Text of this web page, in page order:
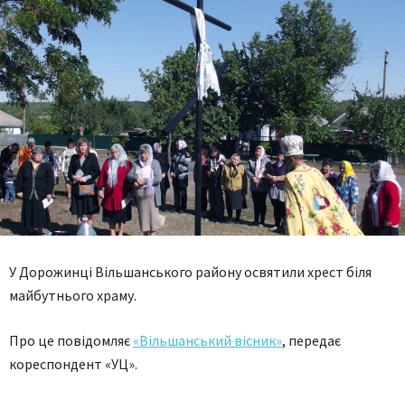
У Дорожинці Вільшанського району освятили хрест біля
майбутнього храму.
Про це повідомляє «Вільшанський вісник», передає
кореспондент «УЦ».